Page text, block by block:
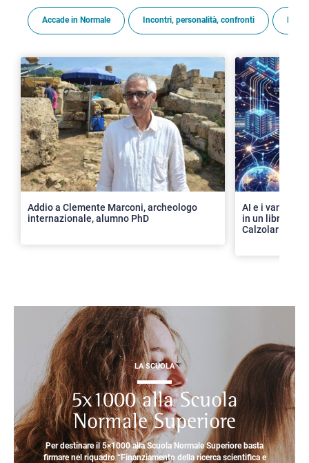
Accade in Normale Incontri, personalità, confronti
Addio a Clemente Marconi, archeologo
internazionale, alumno PhD
AI e i vantaggi
in un libro con
Calzolari
>
LA SCUOLA
5x1000 alla Scuola
Normale Superiore
Per destinare il 5×1000 alla Scuola Normale Superiore basta
firmare nel riquadro “Finanziamento della ricerca scientifica e